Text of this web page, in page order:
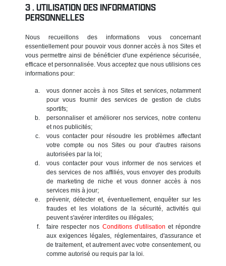
UTILISATION DES INFORMATIONS
PERSONNELLES
Nous recueillons des informations vous concernant
essentiellement pour pouvoir vous donner accès à nos Sites et
vous permettre ainsi de bénéficier d'une expérience sécurisée,
efficace et personnalisée. Vous acceptez que nous utilisions ces
informations pour:
vous donner accès à nos Sites et services, notamment
pour vous fournir des services de gestion de clubs
sportifs;
personnaliser et améliorer nos services, notre contenu
et nos publicités;
vous contacter pour résoudre les problèmes affectant
votre compte ou nos Sites ou pour d'autres raisons
autorisées par la loi;
vous contacter pour vous informer de nos services et
des services de nos affiliés, vous envoyer des produits
de marketing de niche et vous donner accès à nos
services mis à jour;
prévenir, détecter et, éventuellement, enquêter sur les
fraudes et les violations de la sécurité, activités qui
peuvent s'avérer interdites ou illégales;
faire respecter nos Conditions d'utilisation et répondre
aux exigences légales, réglementaires, d'assurance et
de traitement, et autrement avec votre consentement, ou
comme autorisé ou requis par la loi.